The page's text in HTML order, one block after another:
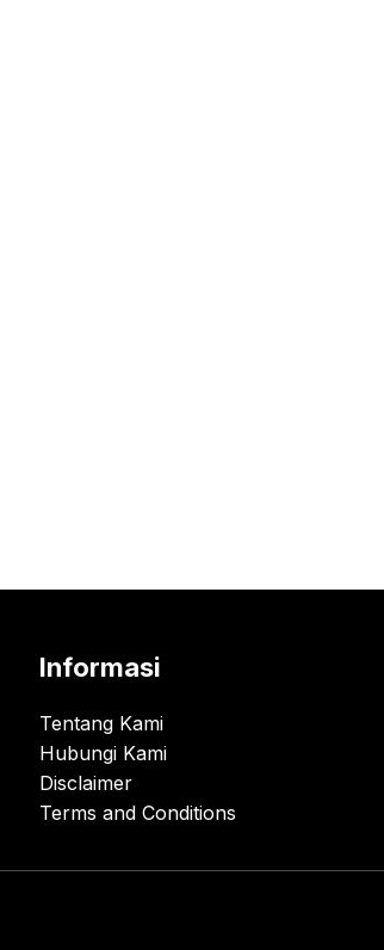
Informasi
Tentang Kami
Hubungi Kami
Disclaimer
Terms and Conditions